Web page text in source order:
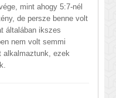
mint ahogy 5:7-nél
de persze benne volt
általában ikszes
nem volt semmi
alkalmaztunk, ezek